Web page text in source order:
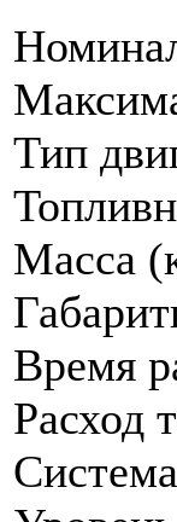
Тип
Масса
Время
Расход